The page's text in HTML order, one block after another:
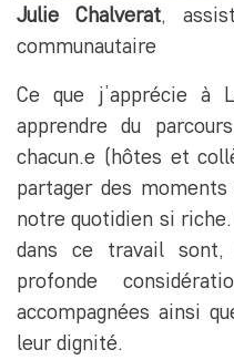
Julie Chalverat,
communautaire
Ce que j’apprécie à
apprendre du
chacun.e (hôtes et
partager des
notre quotidien si
dans ce travail
profonde
accompagnées ainsi
leur dignité.